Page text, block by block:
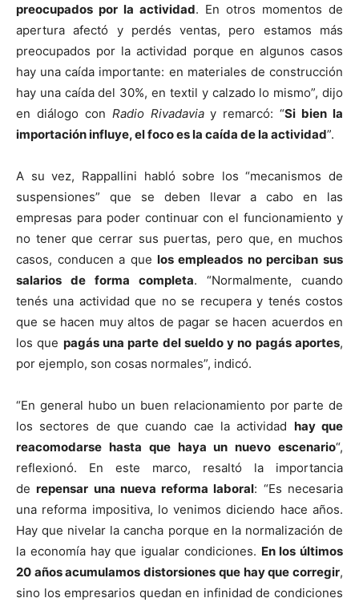
preocupados por la actividad. En otros momentos de
apertura afectó y perdés ventas, pero estamos más
preocupados por la actividad porque en algunos casos
hay una caída importante: en materiales de construcción
hay una caída del 30%, en textil y calzado lo mismo”, dijo
en diálogo con Radio Rivadaviay remarcó: “Si bien la
importación influye, el foco es la caída de la actividad”.
A su vez, Rappallini habló sobre los “mecanismos de
suspensiones” que se deben llevar a cabo en las
empresas para poder continuar con el funcionamiento y
no tener que cerrar sus puertas, pero que, en muchos
casos, conducen a que los empleados no perciban sus
salarios de forma completa. “Normalmente, cuando
tenés una actividad que no se recupera y tenés costos
que se hacen muy altos de pagar se hacen acuerdos en
los que pagás una parte del sueldo y no pagás aportes,
por ejemplo, son cosas normales”, indicó.
“En general hubo un buen relacionamiento por parte de
los sectores de que cuando cae la actividad hay que
reacomodarse hasta que haya un nuevo escenario“,
reflexionó. En este marco, resaltó la importancia
derepensar una nueva reforma laboral: “Es necesaria
una reforma impositiva, lo venimos diciendo hace años.
Hay que nivelar la cancha porque en la normalización de
la economía hay que igualar condiciones. En los últimos
20 años acumulamos distorsiones que hay que corregir,
sino los empresarios quedan en infinidad de condiciones